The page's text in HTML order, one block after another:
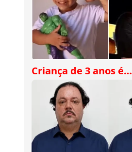
Criança de 3 anos é…